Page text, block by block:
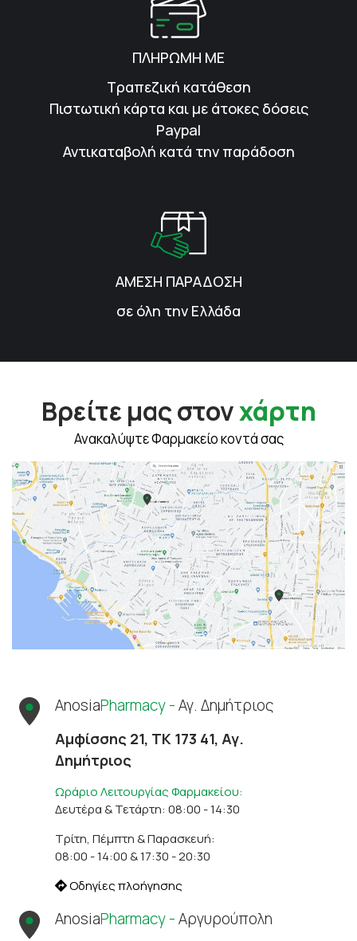
ΠΛΗΡΩΜΗ ΜΕ
Τραπεζική κατάθεση
Πιστωτική κάρτα και με άτοκες δόσεις
Paypal
Αντικαταβολή κατά την παράδοση
ΑΜΕΣΗ ΠΑΡΑΔΟΣΗ
σε όλη την Ελλάδα
Βρείτε μας στονχάρτη
Ανακαλύψτε Φαρμακείο κοντά σας
AnosiaPharmacy -Αγ. Δημήτριος
Αμφίσσης 21, ΤΚ 173 41, Αγ.
Δημήτριος
Ωράριο Λειτουργίας Φαρμακείου:
Δευτέρα & Τετάρτη: 08:00 - 14:30
Τρίτη, Πέμπτη & Παρασκευή:
08:00 - 14:00 & 17:30 - 20:30
Οδηγίες πλοήγησης
AnosiaPharmacy -Αργυρούπολη